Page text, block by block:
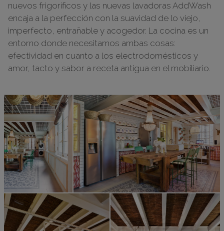
nuevos frigoríficos y las nuevas lavadoras AddWash
encaja a la perfección con la suavidad de lo viejo,
imperfecto, entrañable y acogedor. La cocina es un
entorno donde necesitamos ambas cosas:
efectividad en cuanto a los electrodomésticos y
amor, tacto y sabor a receta antigua en el mobiliario.